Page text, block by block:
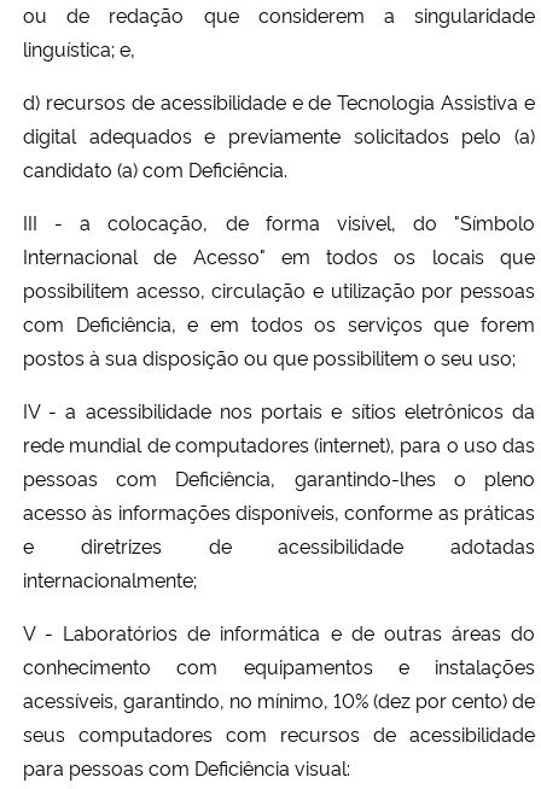
ou de redação que considerem a singularidade
linguística; e,
d) recursos de acessibilidade e de Tecnologia Assistiva e
digital adequados e previamente solicitados pelo (a)
candidato (a) com Deficiência.
III - a colocação, de forma visível, do "Símbolo
Internacional de Acesso" em todos os locais que
possibilitem acesso, circulação e utilização por pessoas
com Deficiência, e em todos os serviços que forem
postos à sua disposição ou que possibilitem o seu uso;
IV - a acessibilidade nos portais e sítios eletrônicos da
rede mundial de computadores (internet), para o uso das
pessoas com Deficiência, garantindo-lhes o pleno
acesso às informações disponíveis, conforme as práticas
e diretrizes de acessibilidade adotadas
internacionalmente;
V - Laboratórios de informática e de outras áreas do
conhecimento com equipamentos e instalações
acessíveis, garantindo, no mínimo, 10% (dez por cento) de
seus computadores com recursos de acessibilidade
para pessoas com Deficiência visual: